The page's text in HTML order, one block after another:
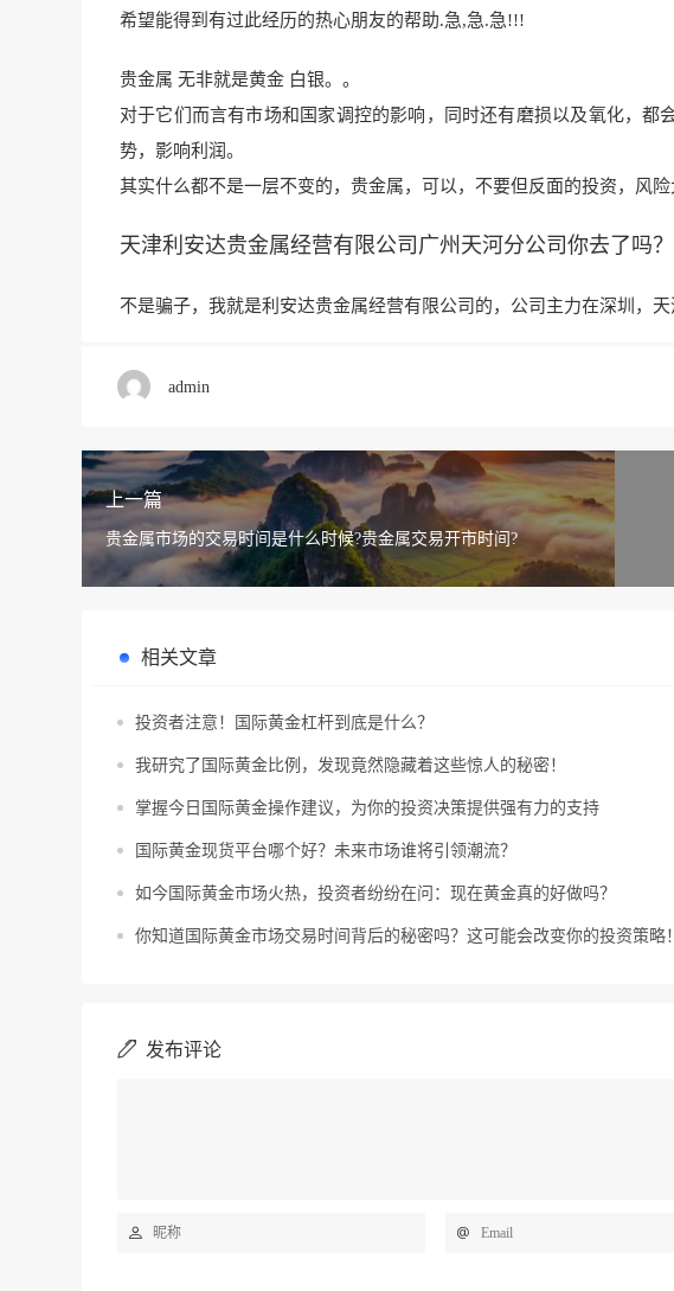
希望能得到有过此经历的热心朋友的帮助.急,急.急!!!
贵金属 无非就是黄金 白银。。
对于它们而言有市场和国家调控的影响，同时还有磨损以及氧化，都
势，影响利润。
其实什么都不是一层不变的，贵金属，可以，不要但反面的投资，风险
天津利安达贵金属经营有限公司广州天河分公司你去了吗？
不是骗子，我就是利安达贵金属经营有限公司的，公司主力在深圳，
admin
上一篇
贵金属市场的交易时间是什么时候?贵金属交易开市时间?
相关文章
投资者注意！国际黄金杠杆到底是什么？
我研究了国际黄金比例，发现竟然隐藏着这些惊人的秘密！
掌握今日国际黄金操作建议，为你的投资决策提供强有力的支持
国际黄金现货平台哪个好？未来市场谁将引领潮流？
如今国际黄金市场火热，投资者纷纷在问：现在黄金真的好做吗？
你知道国际黄金市场交易时间背后的秘密吗？这可能会改变你的投资策略！
发布评论